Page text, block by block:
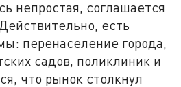
непростая, соглашается
есть
перенаселение города,
садов, поликлиник и
что рынок столкнул